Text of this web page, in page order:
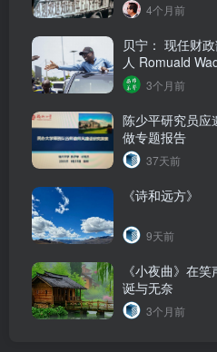
4个月前
贝宁： 现任财
人‌ Romuald
选新任总统‌
3个月前
陈少平研究员应
做专题报告
37天前
《诗和远方》
9天前
《小夜曲》在
诞与无奈
3个月前